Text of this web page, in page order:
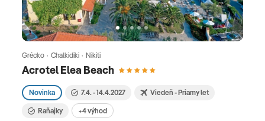
Acrotel Elea Beach
Grécko · Chalkidiki · Nikiti
Novinka 7.4. - 14.4.2027 Viedeň - Priamy let
Raňajky +4 výhod